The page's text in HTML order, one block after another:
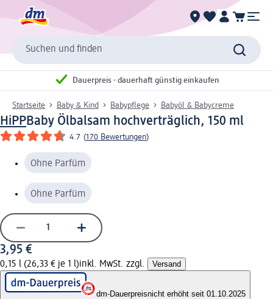
Suchen und finden
Dauerpreis - dauerhaft günstig einkaufen
Startseite Baby & Kind Babypflege Babyöl & Babycreme
HiPPBaby Ölbalsam hochverträglich, 150 ml
4.7 (170 Bewertungen)
Ohne Parfüm
Ohne Parfüm
3,95 €
0,15 l (26,33 € je 1 l)inkl. MwSt. zzgl. Versand
dm-Dauerpreisnicht erhöht seit 01.10.2025